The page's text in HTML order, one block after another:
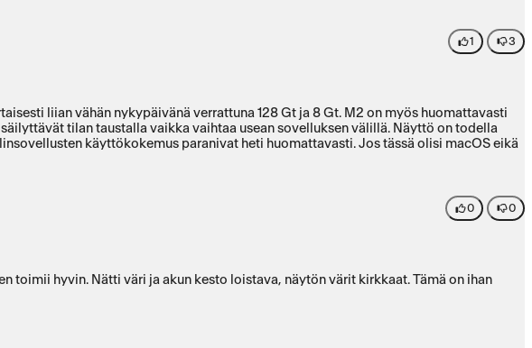
1 3
liian vähän nykypäivänä verrattuna 128 Gt ja 8 Gt. M2 on myös huomattavasti
tilan taustalla vaikka vaihtaa usean sovelluksen välillä. Näyttö on todella
käyttökokemus paranivat heti huomattavasti. Jos tässä olisi macOS eikä
0 0
hyvin. Nätti väri ja akun kesto loistava, näytön värit kirkkaat. Tämä on ihan